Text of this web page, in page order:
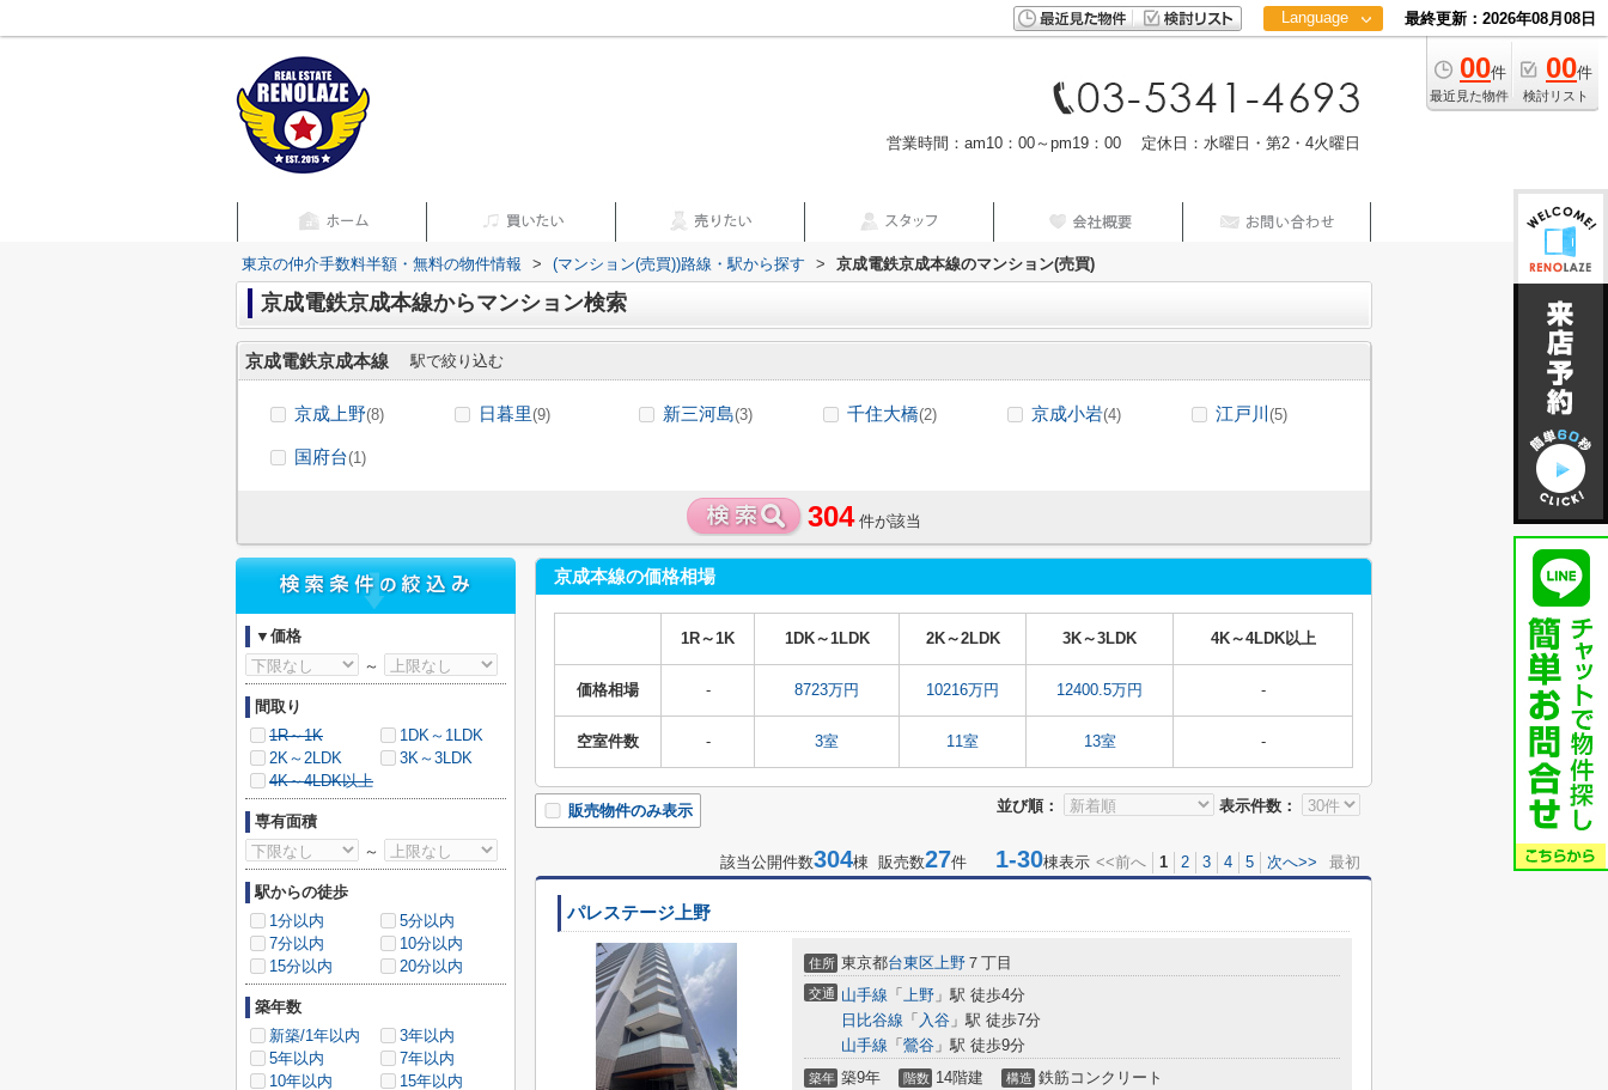
Language
中文
最終更新：2026年08月08日
00件
最近見た物件
00件
検討リスト
営業時間：am10：00～pm19：00 定休日：水曜日・第2・4火曜日
東京の仲介手数料半額・無料の物件情報 > (マンション(売買))路線・駅から探す > 京成電鉄京成本線のマンション(売買)
京成電鉄京成本線からマンション検索
京成電鉄京成本線 駅で絞り込む
京成上野(8) 日暮里(9) 新三河島(3) 千住大橋(2) 京成小岩(4) 江戸川 (5)
国府台(1)
304 件が該当
京成本線の価格相場
1R～1K 1DK～1LDK 2K～2LDK 3K～3LDK 4K～4LDK以上
価格相場 - 8723万円 10216万円 12400.5万円 -
空室件数 - 3室 11室 13室 -
並び順： 表示件数：
販売物件のみ表示
該当公開件数304棟 販売数27件 1-30棟表示 <<前へ 1 2 3 4 5 次へ>> 最初
パレステージ上野
住所 東京都台東区上野 ７丁目
交通 山手線 「 上野 」駅 徒歩4分
日比谷線 「 入谷 」駅 徒歩7分
山手線 「 鶯谷 」駅 徒歩9分
築年 築9年 階数 14階建 構造 鉄筋コンクリート
▼価格
～
間取り
1R～1K
1DK～1LDK
2K～2LDK
3K～3LDK
4K～4LDK以上
専有面積
～
駅からの徒歩
1分以内
5分以内
7分以内
10分以内
15分以内
20分以内
築年数
新築/1年以内
3年以内
5年以内
7年以内
10年以内
15年以内